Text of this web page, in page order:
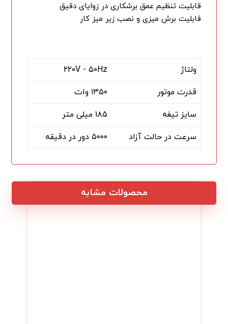
قابلیت تنظیم عمق برشکاری در زوایای دقیق
قابلیت برش میزی و نصب زیر میز کار
ولتاژ
۲۲۰V - ۵۰Hz
قدرت موتور
۱۳۵۰ وات
سایز تیغه
۱۸۵ میلی متر
سرعت در حالت آزاد
۵۰۰۰ دور در دقیقه
محصولات مشابه